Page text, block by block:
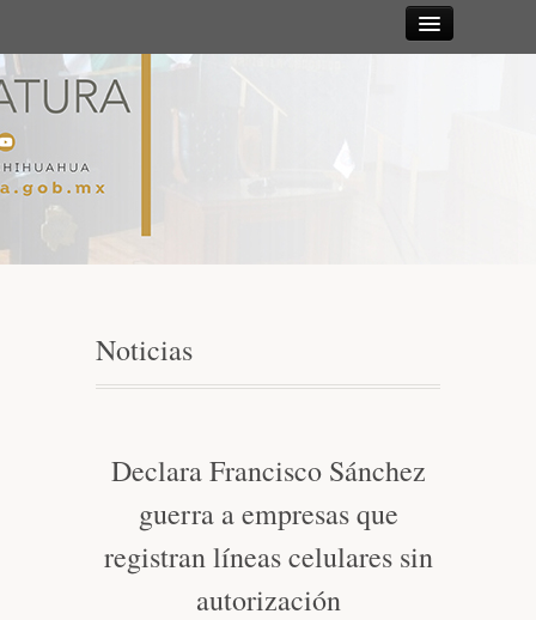
Mesa Directiva y Diputación Permanente
Noticias
Declara Francisco Sánchez
guerra a empresas que
registran líneas celulares sin
autorización